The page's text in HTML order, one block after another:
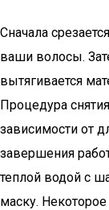
Сначала
ваши волосы.
вытягивается
Процедура
зависимости от
завершения
теплой водой с
маску.